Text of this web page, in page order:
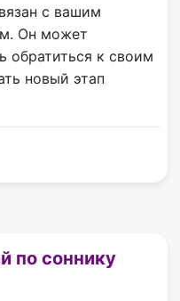
с вашим
Он может
обратиться к своим
новый этап
по соннику